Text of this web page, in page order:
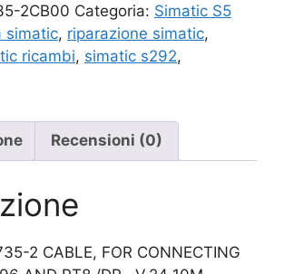
2CB00 Categoria: Simatic S5
simatic, riparazione simatic,
ricambi, simatic s292,
Recensioni (0)
2 CABLE, FOR CONNECTING